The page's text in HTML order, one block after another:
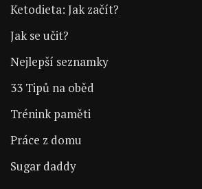
Ketodieta: Jak začít?
Jak se učit?
Nejlepší seznamky
33 Tipů na oběd
Trénink paměti
Práce z domu
Sugar daddy